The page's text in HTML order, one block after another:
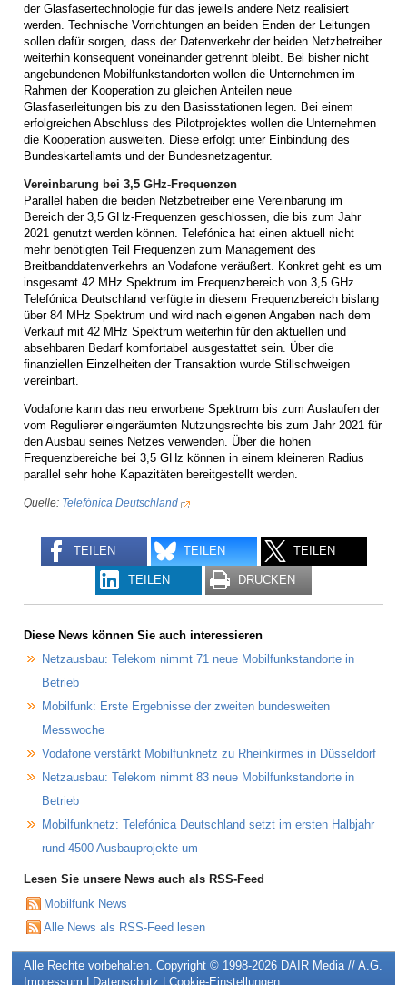
der Glasfasertechnologie für das jeweils andere Netz realisiert
werden. Technische Vorrichtungen an beiden Enden der Leitungen
sollen dafür sorgen, dass der Datenverkehr der beiden Netzbetreiber
weiterhin konsequent voneinander getrennt bleibt. Bei bisher nicht
angebundenen Mobilfunkstandorten wollen die Unternehmen im
Rahmen der Kooperation zu gleichen Anteilen neue
Glasfaserleitungen bis zu den Basisstationen legen. Bei einem
erfolgreichen Abschluss des Pilotprojektes wollen die Unternehmen
die Kooperation ausweiten. Diese erfolgt unter Einbindung des
Bundeskartellamts und der Bundesnetzagentur.
Vereinbarung bei 3,5 GHz-Frequenzen
Parallel haben die beiden Netzbetreiber eine Vereinbarung im
Bereich der 3,5 GHz-Frequenzen geschlossen, die bis zum Jahr
2021 genutzt werden können. Telefónica hat einen aktuell nicht
mehr benötigten Teil Frequenzen zum Management des
Breitbanddatenverkehrs an Vodafone veräußert. Konkret geht es um
insgesamt 42 MHz Spektrum im Frequenzbereich von 3,5 GHz.
Telefónica Deutschland verfügte in diesem Frequenzbereich bislang
über 84 MHz Spektrum und wird nach eigenen Angaben nach dem
Verkauf mit 42 MHz Spektrum weiterhin für den aktuellen und
absehbaren Bedarf komfortabel ausgestattet sein. Über die
finanziellen Einzelheiten der Transaktion wurde Stillschweigen
vereinbart.
Vodafone kann das neu erworbene Spektrum bis zum Auslaufen der
vom Regulierer eingeräumten Nutzungsrechte bis zum Jahr 2021 für
den Ausbau seines Netzes verwenden. Über die hohen
Frequenzbereiche bei 3,5 GHz können in einem kleineren Radius
parallel sehr hohe Kapazitäten bereitgestellt werden.
Quelle: Telefónica Deutschland
TEILEN TEILEN TEILEN
TEILEN DRUCKEN
Diese News können Sie auch interessieren
Netzausbau: Telekom nimmt 71 neue Mobilfunkstandorte in
Betrieb
Mobilfunk: Erste Ergebnisse der zweiten bundesweiten
Messwoche
Vodafone verstärkt Mobilfunknetz zu Rheinkirmes in Düsseldorf
Netzausbau: Telekom nimmt 83 neue Mobilfunkstandorte in
Betrieb
Mobilfunknetz: Telefónica Deutschland setzt im ersten Halbjahr
rund 4500 Ausbauprojekte um
Lesen Sie unsere News auch als RSS-Feed
Mobilfunk News
Alle News als RSS-Feed lesen
Alle Rechte vorbehalten. Copyright © 1998-2026 DAIR Media // A.G.
Impressum
Datenschutz Cookie-Einstellungen